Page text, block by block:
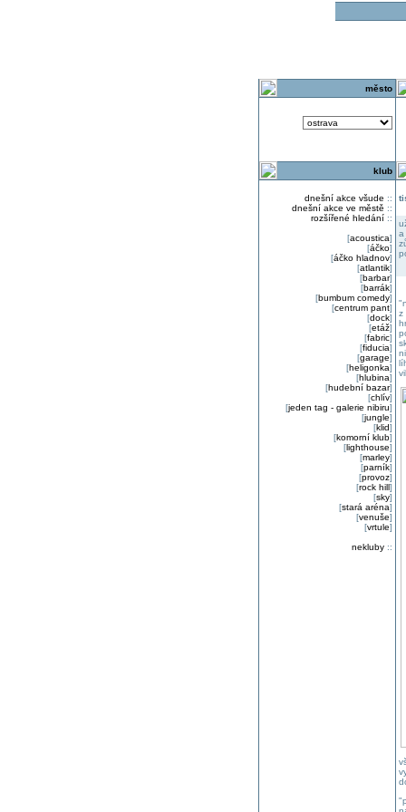
město
klub
dnešní akce všude ::
dnešní akce ve městě ::
rozšířené hledání::
[acoustica]
[áčko]
[áčko hladnov]
[atlantik]
[barbar]
[barrák]
[bumbum comedy]
[centrum pant]
[dock]
[etáž]
[fabric]
[fiducia]
[garage]
[heligonka]
[hlubina]
[hudební bazar]
[chlív]
[jeden tag - galerie nibiru]
[jungle]
[klid]
[komorní klub]
[lighthouse]
[marley]
[parník]
[provoz]
[rock hill]
[sky]
[stará aréna]
[venuše]
[vrtule]
nekluby::
a
z